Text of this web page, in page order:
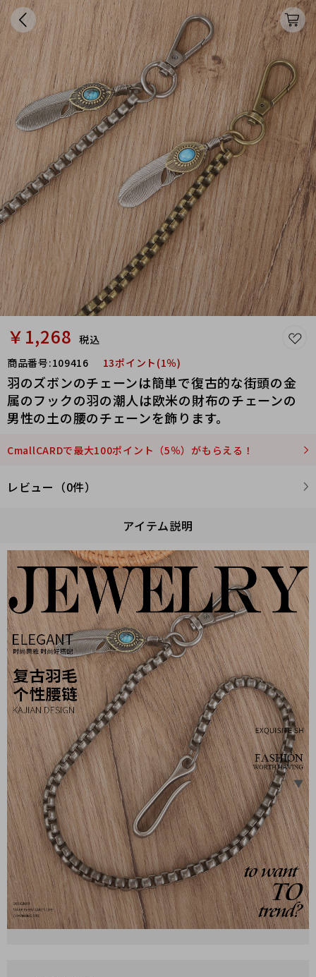
￥1,268 税込
商品番号:109416 13ポイント(1％)
羽のズボンのチェーンは簡単で復古的な街頭の金
属のフックの羽の潮人は欧米の財布のチェーンの
男性の土の腰のチェーンを飾ります。
CmallCARDで最大100ポイント（5％）がもらえる！
レビュー（0件）
アイテム説明